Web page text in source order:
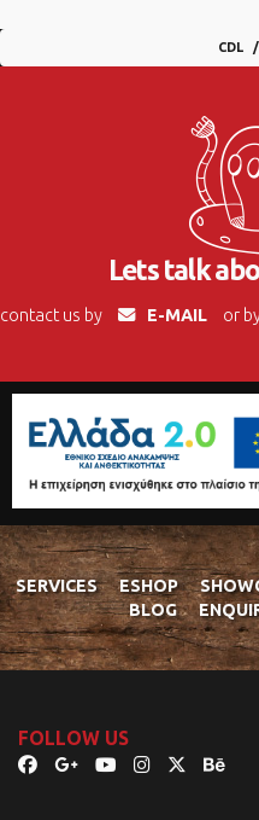
CDL
Lets talk
contact us by E-MAIL or
SERVICES ESHOP
BLOG
FOLLOW US